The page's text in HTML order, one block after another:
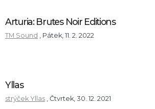
Arturia: Brutes Noir Editions
TM Sound , Pátek, 11. 2. 2022
Yllas
strýček Yllas , Čtvrtek, 30. 12. 2021